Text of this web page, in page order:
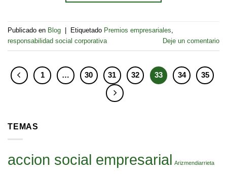
Publicado en Blog Etiquetado Premios empresariales,
responsabilidad social corporativa
Deje un comentario
1 … 30 31 32 33 34 35
TEMAS
accion social empresarial Arizmendiarrieta